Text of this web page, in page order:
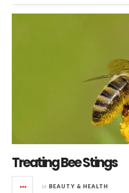
Treating Bee Stings
in BEAUTY & HEALTH